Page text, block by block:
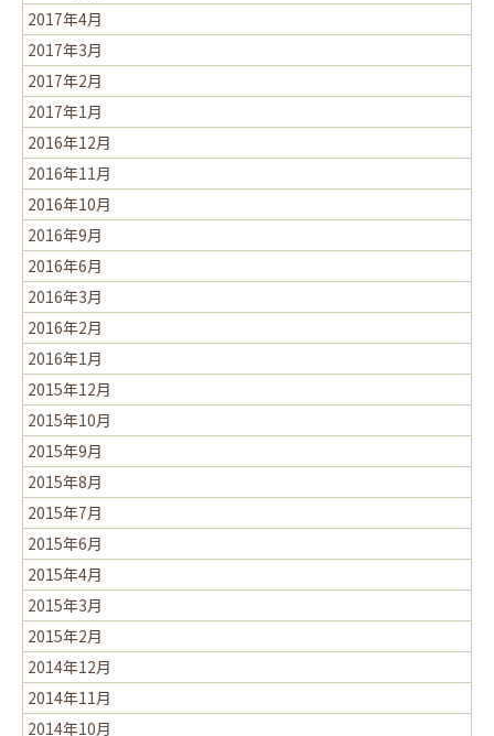
2017年4月
2017年3月
2017年2月
2017年1月
2016年12月
2016年11月
2016年10月
2016年9月
2016年6月
2016年3月
2016年2月
2016年1月
2015年12月
2015年10月
2015年9月
2015年8月
2015年7月
2015年6月
2015年4月
2015年3月
2015年2月
2014年12月
2014年11月
2014年10月